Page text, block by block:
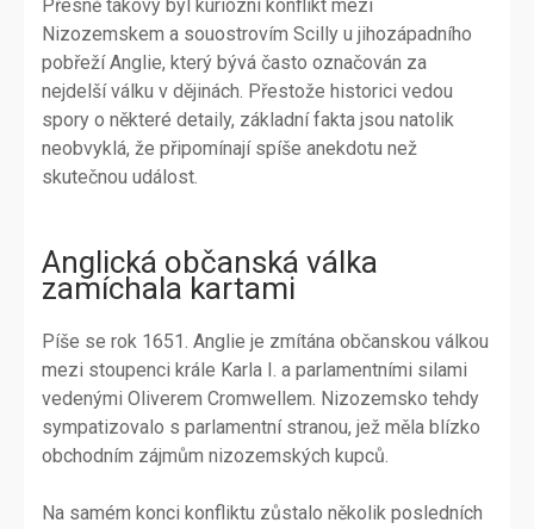
Přesně takový byl kuriózní konflikt mezi
Nizozemskem a souostrovím Scilly u jihozápadního
pobřeží Anglie, který bývá často označován za
nejdelší válku v dějinách. Přestože historici vedou
spory o některé detaily, základní fakta jsou natolik
neobvyklá, že připomínají spíše anekdotu než
skutečnou událost.
Anglická občanská válka
zamíchala kartami
Píše se rok 1651. Anglie je zmítána občanskou válkou
mezi stoupenci krále Karla I. a parlamentními silami
vedenými Oliverem Cromwellem. Nizozemsko tehdy
sympatizovalo s parlamentní stranou, jež měla blízko
obchodním zájmům nizozemských kupců.
Na samém konci konfliktu zůstalo několik posledních